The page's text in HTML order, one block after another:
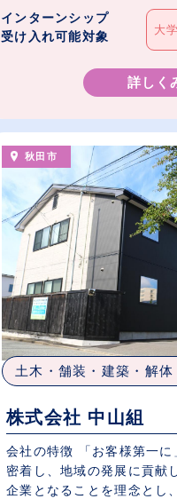
インターンシップ
受け入れ可能対象
大学
詳しく
秋田市
土木・舗装・建築・解体
株式会社 中山組
会社の特徴 「お客様第一に
密着し、地域の発展に貢献
企業となることを理念とし